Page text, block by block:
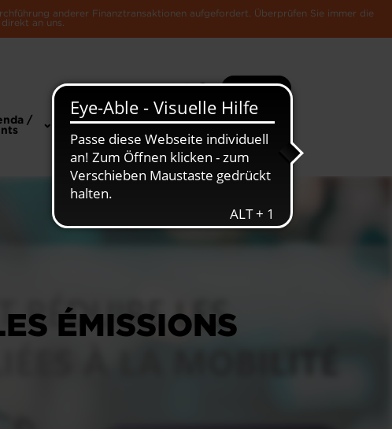
anderer Finanztransaktionen aufgefordert. Überprüfen Sie immer die
an uns.
Suche Mehr
/
News &
Die Luxemburger
ÉMISSIONS